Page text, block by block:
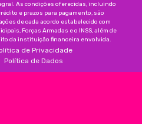
As condições oferecidas, incluindo
e prazos para pagamento, são
de cada acordo estabelecido com
Forças Armadas e o INSS, além de
da instituição financeira envolvida.
de Privacidade
Política de Dados